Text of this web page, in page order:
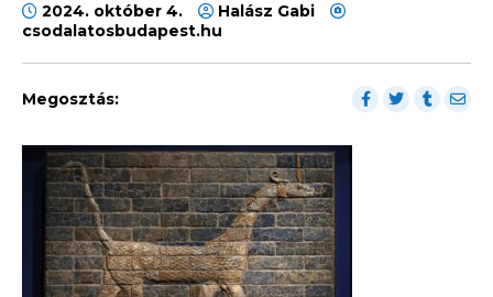
2024. október 4.
Halász Gabi
csodalatosbudapest.hu
Megosztás: